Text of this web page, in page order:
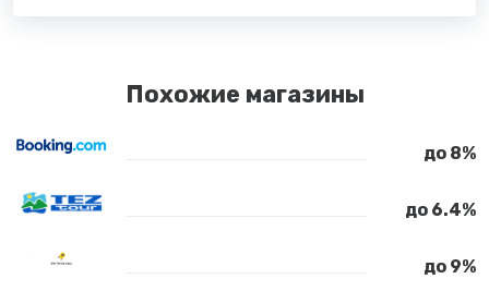
Похожие магазины
до 8%
до 6.4%
до 9%